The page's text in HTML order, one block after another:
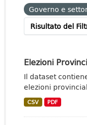
Governo e
Risultato del
Elezioni
Il dataset
elezioni
CSV PDF